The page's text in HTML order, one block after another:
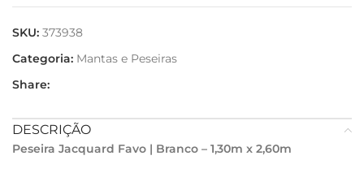
SKU: 373938
Categoria: Mantas e Peseiras
Share:
DESCRIÇÃO
Peseira Jacquard Favo | Branco – 1,30m x 2,60m